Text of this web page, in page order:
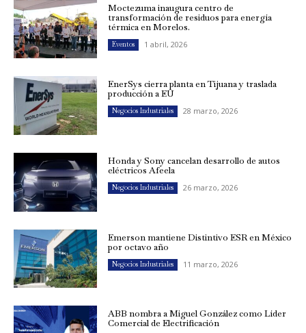
Moctezuma inaugura centro de
transformación de residuos para energía
térmica en Morelos.
Eventos 1 abril, 2026
EnerSys cierra planta en Tijuana y traslada
producción a EU
Negocios Industriales 28 marzo, 2026
Honda y Sony cancelan desarrollo de autos
eléctricos Afeela
Negocios Industriales 26 marzo, 2026
Emerson mantiene Distintivo ESR en México
por octavo año
Negocios Industriales 11 marzo, 2026
ABB nombra a Miguel González como Líder
Comercial de Electrificación